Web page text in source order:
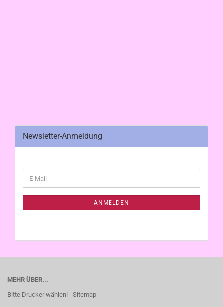
Newsletter-Anmeldung
ZUR
E-
Mail
ANMELDEN
MEHR ÜBER...
Bitte Drucker wählen! - Sitemap